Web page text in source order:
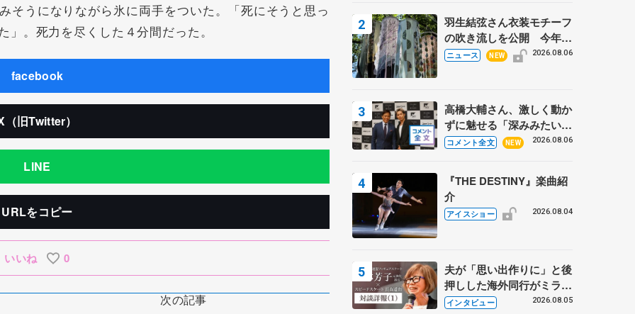
そうになりながら氷に両手をついた。「死にそうと思っ
。死力を尽くした４分間だった。
facebook
（旧Twitter）
LINE
URLをコピー
いいね 0
次の記事
羽生結弦さん衣装モチーフ
の吹き流しを公開 今年は
「春よ、来い」、仙台の瑞
ニュース NEW 2026.08.06
高橋大輔さん、激しく動か
ずに魅せる「深みみたいな
ものは出てきている？」
あい
コメント全文 NEW 2026.08.06
『THE DESTINY』楽曲紹
介
アイスショー 2026.08.04
夫が「思い出作りに」と後
押しした海外同行がミラノ
まで… 繁華街のリンクで
インタビュー 2026.08.05